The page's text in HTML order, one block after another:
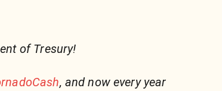
of Tresury!
, and now every year